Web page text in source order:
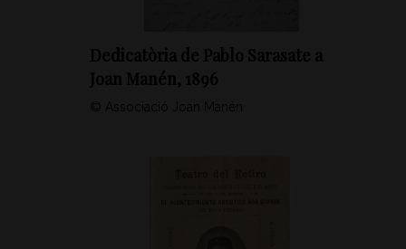
Dedicatòria de Pablo Sarasate a
Joan Manén, 1896
© Associació Joan Manén